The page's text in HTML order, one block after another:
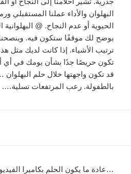
البهلوان والأداء عملنا المستقبلي
الحيوية أو عدم النجاح. @ البهلوانية
يوضح لك موقفًا ستكون فيه.
ترتيب الأشياء. إذا كانت لديك مثل
تكون حريصًا جدًا بشأن يومك في أي
قد تكون واجهتها خلال حلم البهلوان
بالطفولة. رعب المرتفعات تسلية….
…عادة ما يكون الحلم بكاميرا